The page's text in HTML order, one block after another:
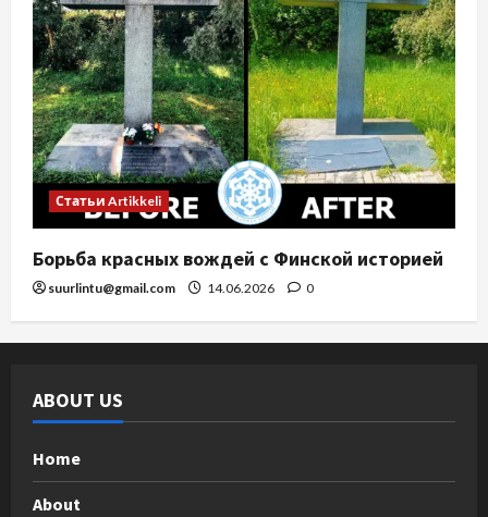
Статьи Artikkeli
Борьба красных вождей с Финской историей
suurlintu@gmail.com 14.06.2026 0
ABOUT US
Home
About